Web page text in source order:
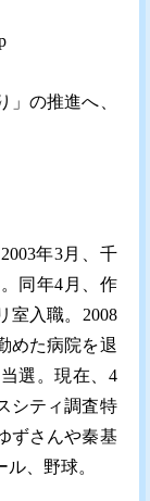
の推進へ、
年3月、千
同年4月、作
室入職。2008
めた病院を退
選。現在、4
シティ調査特
ずさんや秦基
、野球。